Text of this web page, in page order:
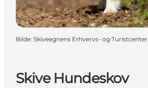
Skive Hundeskov
Bilde: Skiveegnens Erhvervs- og Turistcenter